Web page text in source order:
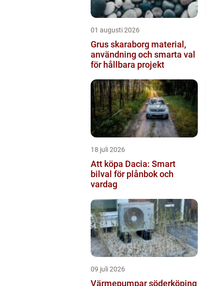
01 augusti 2026
Grus skaraborg material,
användning och smarta val
för hållbara projekt
18 juli 2026
Att köpa Dacia: Smart
bilval för plånbok och
vardag
09 juli 2026
Värmepumpar söderköping